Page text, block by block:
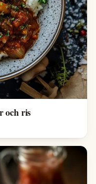
och ris